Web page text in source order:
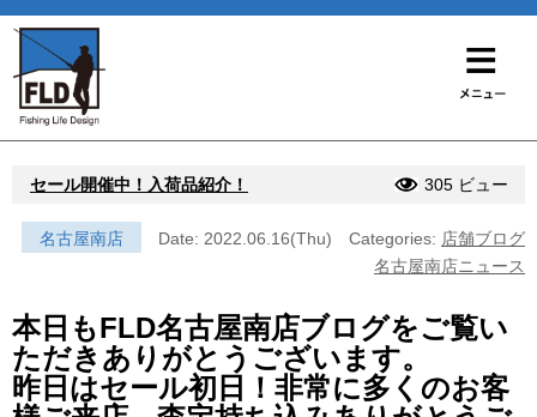
セール開催中！入荷品紹介！ 305 ビュー
名古屋南店 Date: 2022.06.16(Thu) Categories: 店舗ブログ
名古屋南店ニュース
本日もFLD名古屋南店ブログをご覧い
ただきありがとうございます。
昨日はセール初日！非常に多くのお客